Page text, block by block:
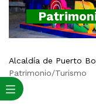
Alcaldía de Puerto
Patrimonio/Turismo